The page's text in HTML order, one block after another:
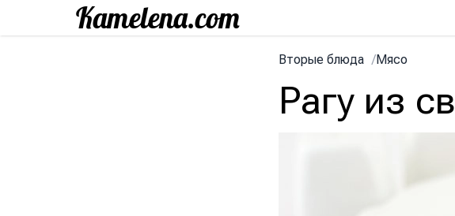
Вторые блюда /Мясо
Рагу из